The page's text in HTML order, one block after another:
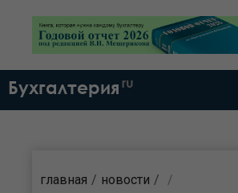
Бухгалтерия ru
главная новости